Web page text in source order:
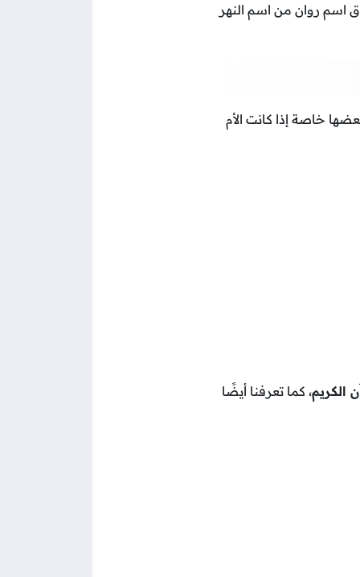
اسم روان من اسم النهر
خاصة إذا كانت الأم
الكريم، كما تعرفنا أيضًا